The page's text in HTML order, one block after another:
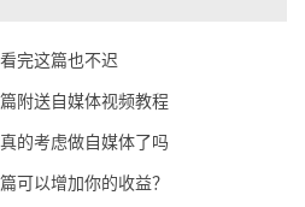
完这篇也不迟
附送自媒体视频教程
的考虑做自媒体了吗
可以增加你的收益？